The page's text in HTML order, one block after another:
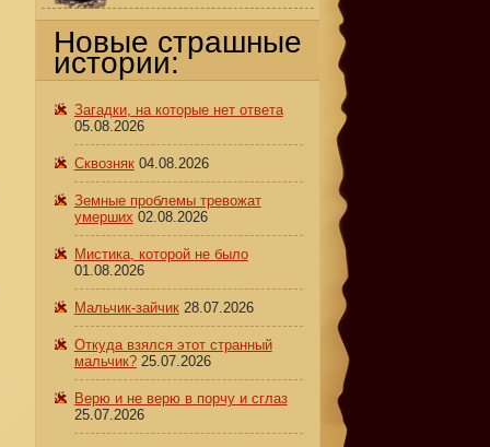
Новые страшные
истории:
Загадки, на которые нет ответа
05.08.2026
Сквозняк 04.08.2026
Земные проблемы тревожат
умерших 02.08.2026
Мистика, которой не было
01.08.2026
Мальчик-зайчик 28.07.2026
Откуда взялся этот странный
мальчик? 25.07.2026
Верю и не верю в порчу и сглаз
25.07.2026